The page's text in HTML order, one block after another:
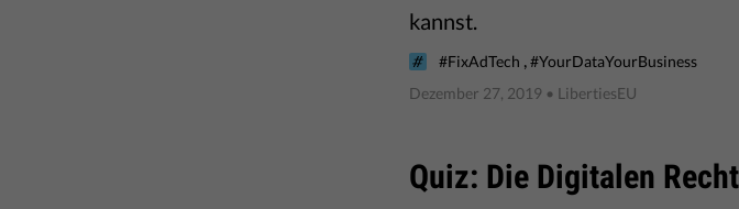
kannst.
#FixAdTech ,#YourDataYourBusiness
Dezember 27, 2019 • LibertiesEU
Quiz: Die Digitalen